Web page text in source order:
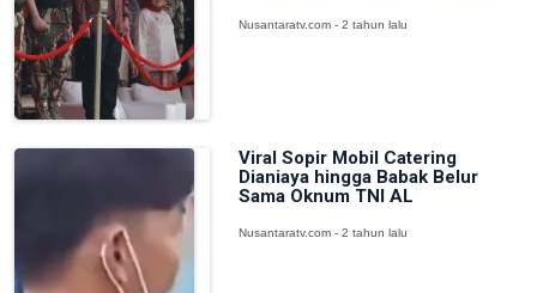
Nusantaratv.com - 2 tahun lalu
Viral Sopir Mobil Catering
Dianiaya hingga Babak Belur
Sama Oknum TNI AL
Nusantaratv.com - 2 tahun lalu